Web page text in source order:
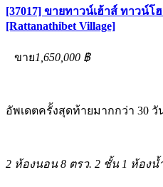
[37017] ขายทาวน์เฮ้าส์ ทาวน์
[Rattanathibet Village]
ขาย1,650,000 ฿
อัพเดตครั้งสุดท้ายมากกว่า 30 วั
2 ห้องนอน 8 ตรว. 2 ชั้น 1 ห้องน้